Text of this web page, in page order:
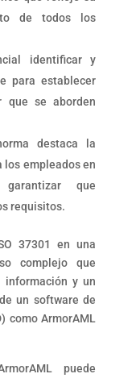
de todos los
identificar y
para establecer
que se aborden
destaca la
los empleados en
que
requisitos.
37301 en una
complejo que
información y un
un software de
como ArmorAML
puede